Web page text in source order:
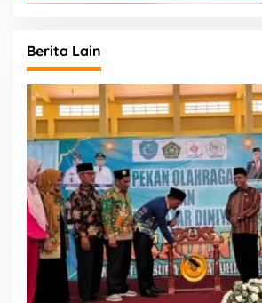
Berita Lain